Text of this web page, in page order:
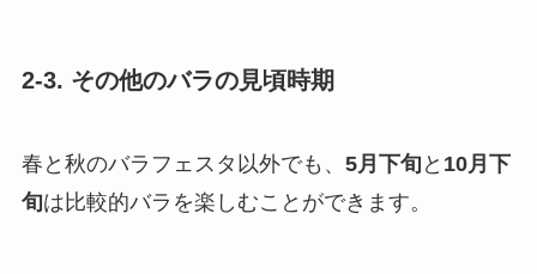
2-3. その他のバラの見頃時期
春と秋のバラフェスタ以外でも、 5月下旬 と 10月下
旬は比較的バラを楽しむことができます。